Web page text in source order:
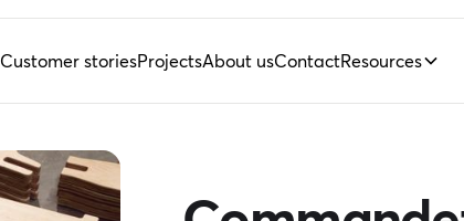
Customer storiesProjectsAbout usContactResources